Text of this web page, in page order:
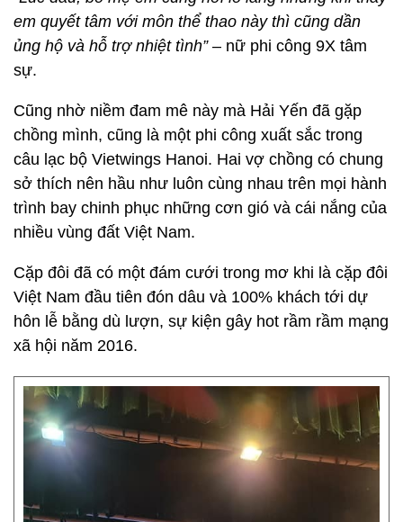
em quyết tâm với môn thể thao này thì cũng dần
ủng hộ và hỗ trợ nhiệt tình”– nữ phi công 9X tâm
sự.
Cũng nhờ niềm đam mê này mà Hải Yến đã gặp
chồng mình, cũng là một phi công xuất sắc trong
câu lạc bộ Vietwings Hanoi. Hai vợ chồng có chung
sở thích nên hầu như luôn cùng nhau trên mọi hành
trình bay chinh phục những cơn gió và cái nắng của
nhiều vùng đất Việt Nam.
Cặp đôi đã có một đám cưới trong mơ khi là cặp đôi
Việt Nam đầu tiên đón dâu và 100% khách tới dự
hôn lễ bằng dù lượn, sự kiện gây hot rầm rầm mạng
xã hội năm 2016.